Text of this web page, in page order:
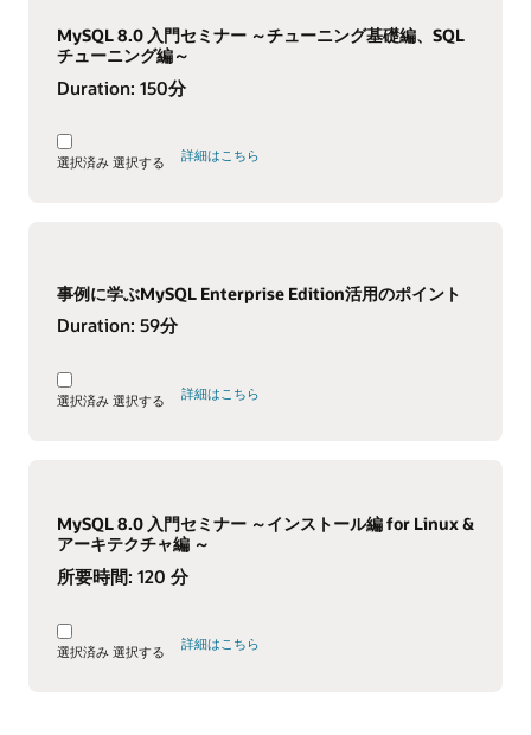
MySQL 8.0 入門セミナー ～チューニング基礎編、SQL
チューニング編～
Duration: 150分
選択済み 選択する 詳細はこちら
事例に学ぶMySQL Enterprise Edition活用のポイント
Duration: 59分
選択済み 選択する 詳細はこちら
MySQL 8.0 入門セミナー ～インストール編 for Linux &
アーキテクチャ編 ～
所要時間: 120 分
選択済み 選択する 詳細はこちら